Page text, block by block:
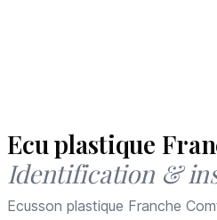
Ecu plastique
Identification &
Ecusson plastique Franche